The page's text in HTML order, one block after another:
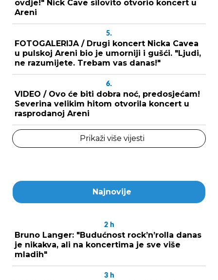
ovdje!" Nick Cave silovito otvorio koncert u
Areni
5.
FOTOGALERIJA / Drugi koncert Nicka Cavea
u pulskoj Areni bio je umorniji i gušći. "Ljudi,
ne razumijete. Trebam vas danas!"
6.
VIDEO / Ovo će biti dobra noć, predosjećam!
Severina velikim hitom otvorila koncert u
rasprodanoj Areni
Prikaži više vijesti
Najnovije
2 h
Bruno Langer: "Budućnost rock’n’rolla danas
je nikakva, ali na koncertima je sve više
mladih"
3 h